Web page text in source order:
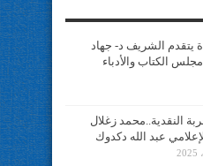
يتقدم الشريف د- جهاد
الكتاب والأدباء
النقدية..محمد زغلال
عبد الله دكدوك